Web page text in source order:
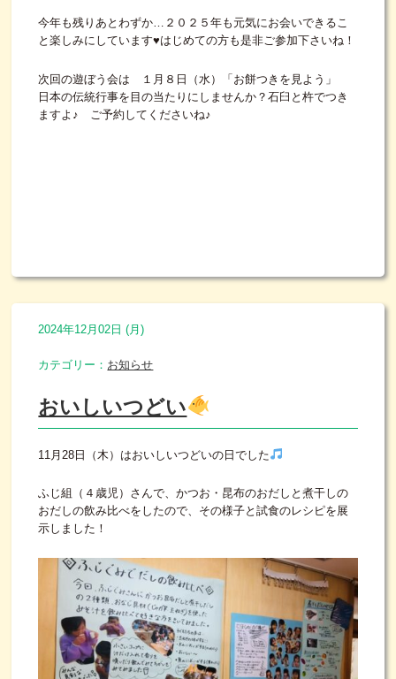
今年も残りあとわずか…２０２５年も元気にお会いできるこ
と楽しみにしています♥はじめての方も是非ご参加下さいね！
次回の遊ぼう会は １月８日（水）「お餅つきを見よう」
日本の伝統行事を目の当たりにしませんか？石臼と杵でつき
ますよ♪ ご予約してくださいね♪
2024年12月02日 (月)
カテゴリー： お知らせ
おいしいつどい
11月28日（木）はおいしいつどいの日でした
ふじ組（４歳児）さんで、かつお・昆布のおだしと煮干しの
おだしの飲み比べをしたので、その様子と試食のレシピを展
示しました！